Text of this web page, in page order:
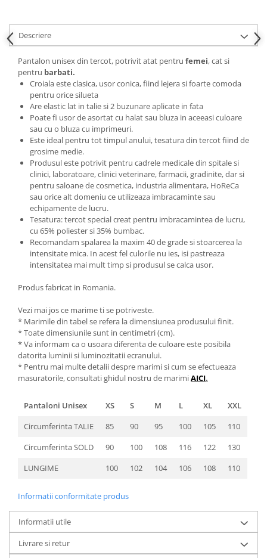
Descriere
Pantalon unisex din tercot, potrivit atat pentru femei, cat si
pentru barbati.
Croiala este clasica, usor conica, fiind lejera si foarte comoda
pentru orice silueta
Are elastic lat in talie si 2 buzunare aplicate in fata
Poate fi usor de asortat cu halat sau bluza in aceeasi culoare
sau cu o bluza cu imprimeuri.
Este ideal pentru tot timpul anului, tesatura din tercot fiind de
grosime medie.
Produsul este potrivit pentru cadrele medicale din spitale si
clinici, laboratoare, clinici veterinare, farmacii, gradinite, dar si
pentru saloane de cosmetica, industria alimentara, HoReCa
sau orice alt domeniu ce utilizeaza imbracaminte sau
echipamente de lucru.
Tesatura: tercot special creat pentru imbracamintea de lucru,
cu 65% poliester si 35% bumbac.
Recomandam spalarea la maxim 40 de grade si stoarcerea la
intensitate mica. In acest fel culorile nu ies, isi pastreaza
intensitatea mai mult timp si produsul se calca usor.
Produs fabricat in Romania.
Vezi mai jos ce marime ti se potriveste.
* Marimile din tabel se refera la dimensiunea produsului finit.
* Toate dimensiunile sunt in centimetri (cm).
* Va informam ca o usoara diferenta de culoare este posibila
datorita luminii si luminozitatii ecranului.
* Pentru mai multe detalii despre marimi si cum se efectueaza
masuratorile, consultati ghidul nostru de marimiAICI.
Pantaloni Unisex XS S M L XL
XXL
Circumferinta TALIE
85 90 95 100 105
110
Circumferinta SOLD
90 100 108 116 122
130
LUNGIME
100 102 104 106 108 110
Informatii conformitate produs
Informatii utile
Livrare si retur